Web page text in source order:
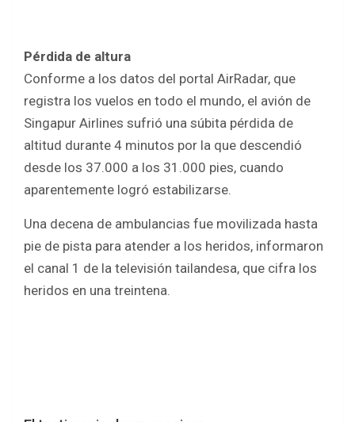
Pérdida de altura
Conforme a los datos del portal AirRadar, que
registra los vuelos en todo el mundo, el avión de
Singapur Airlines sufrió una súbita pérdida de
altitud durante 4 minutos por la que descendió
desde los 37.000 a los 31.000 pies, cuando
aparentemente logró estabilizarse.
Una decena de ambulancias fue movilizada hasta
pie de pista para atender a los heridos, informaron
el canal 1 de la televisión tailandesa, que cifra los
heridos en una treintena.